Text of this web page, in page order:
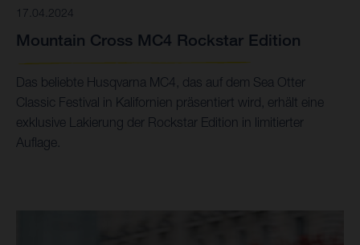
17.04.2024
Mountain Cross MC4 Rockstar Edition
Das beliebte Husqvarna MC4, das auf dem Sea Otter
Classic Festival in Kalifornien präsentiert wird, erhält eine
exklusive Lakierung der Rockstar Edition in limitierter
Auflage.